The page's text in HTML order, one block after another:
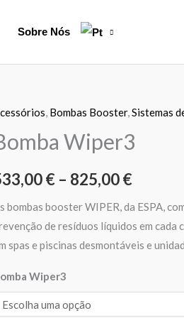
Sobre Nós
, Bombas Booster,Sistemas
Wiper3
€ – 825,00€
Price
range:
533,00 €
825,00 €
bombas booster WIPER, da ESPA,
de resíduos líquidos em cada
spas e piscinas desmontáveis e
Wiper3